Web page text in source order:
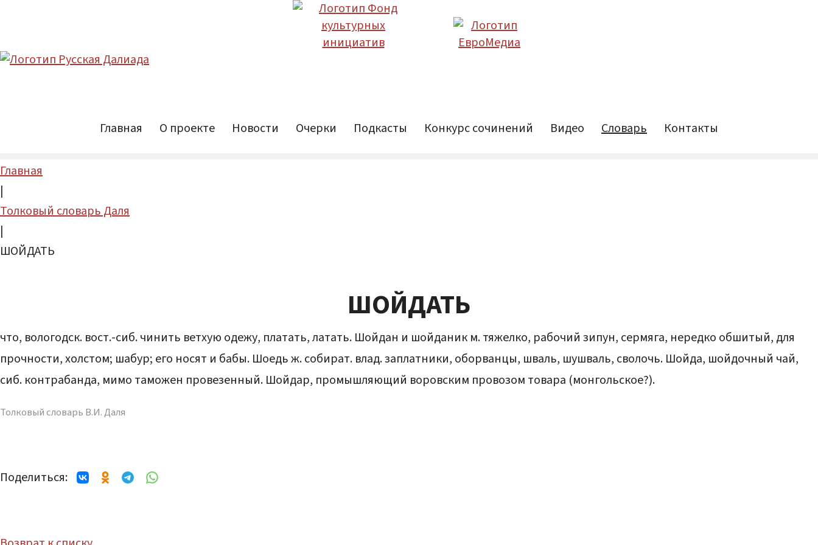
Главная О проекте Новости Очерки Подкасты Конкурс сочинений Видео Словарь Контакты
Главная
|
Толковый словарь Даля
|
ШОЙДАТЬ
ШОЙДАТЬ
что, вологодск. вост.-сиб. чинить ветхую одежу, платать, латать. Шойдан и шойданик м. тяжелко, рабочий зипун, сермяга, нередко обшитый, для
прочности, холстом; шабур; его носят и бабы. Шоедь ж. собират. влад. заплатники, оборванцы, шваль, шушваль, сволочь. Шойда, шойдочный чай,
сиб. контрабанда, мимо таможен провезенный. Шойдар, промышляющий воровским провозом товара (монгольское?).
Толковый словарь В.И. Даля
Поделиться: